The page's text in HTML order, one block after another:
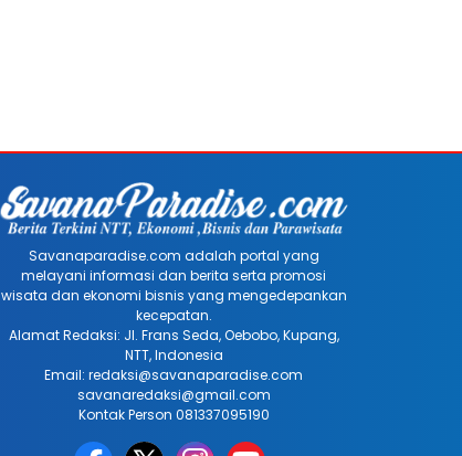
Savanaparadise.com adalah portal yang
melayani informasi dan berita serta promosi
wisata dan ekonomi bisnis yang mengedepankan
kecepatan.
Alamat Redaksi: Jl. Frans Seda, Oebobo, Kupang,
NTT, Indonesia
Email: redaksi@savanaparadise.com
savanaredaksi@gmail.com
Kontak Person 081337095190